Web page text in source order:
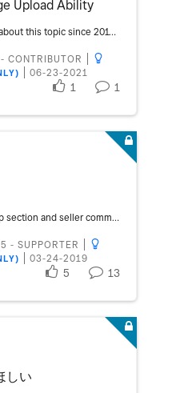
Upload Ability
I have seen questions & posts about this topic since 2017. I'm surprised it hasn't floated up to a development project yet! For those of us who have thousands of items with at least 1 image per item, we spend countless hours adding in the photos versus working on more important things with our business. It is critical that we provide our customers pics of our products but it take soooo long. A bulk image upload feature is not a nice-to-have but a must-have! Thanks!
CONTRIBUTOR
‎06-23-2021
1 1
From looking in the Square help section and seller community, there is currently no option to upload images for products, rather one must edit a product via the dashboard to add a photo. With a small number of products this is (potentially) feasible, however with in excess of a 1,000 products, this option would prove very time hungry. The ability to upload an archive file, with a CSV and images would save literally hours and thousands of clicks. Suggestion 1: Add a field to import CSV called "product_image" which contains the product image filename which is found in an uploadable ZIP, or possibly imported from a URL. Suggestion 2: Upload a ZIP containing a CSV with product names/tokens and image filename and image folder. <filename>.zip | |-import.csv | |-images/ | |-image-file-1.jpg |-image-file-2.jpg |-image-file-3.png The CSV would contain two fields (markdown for readability): | product_name | image_file | |:--------------------|:-----------------| | Product Name 1 | image-file-1.jpg | | Product Name 2 | image-file-2.jpg | | Product Name 3 | image-file-3.png |
5 - SUPPORTER
‎03-24-2019
5 13
しい